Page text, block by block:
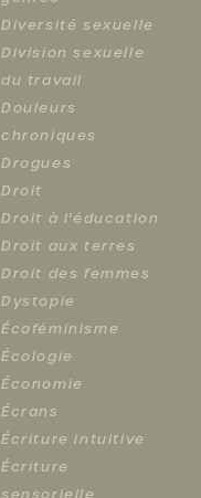
Diversité sexuelle
Division sexuelle
du travail
Douleurs
chroniques
Drogues
Droit
Droit à l'éducation
Droit aux terres
Droit des femmes
Dystopie
Écoféminisme
Écologie
Économie
Écrans
Écriture intuitive
Écriture
sensorielle